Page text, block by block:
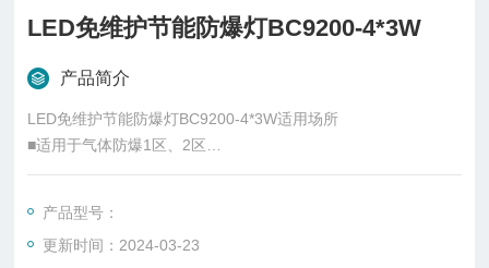
LED免维护节能防爆灯BC9200-4*3W
产品简介
LED免维护节能防爆灯BC9200-4*3W适用场所
■适用于气体防爆1区、2区
■钻井平台、石化厂、化工厂、制药等长时间存在可燃气体、蒸
产品型号：
更新时间：2024-03-23